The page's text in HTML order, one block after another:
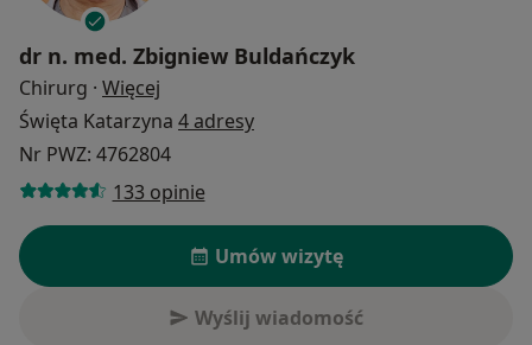
dr n. med. Zbigniew Buldańczyk
Chirurg · Więcej
Święta Katarzyna 4 adresy
Nr PWZ: 4762804
133 opinie
Umów wizytę
Wyślij wiadomość